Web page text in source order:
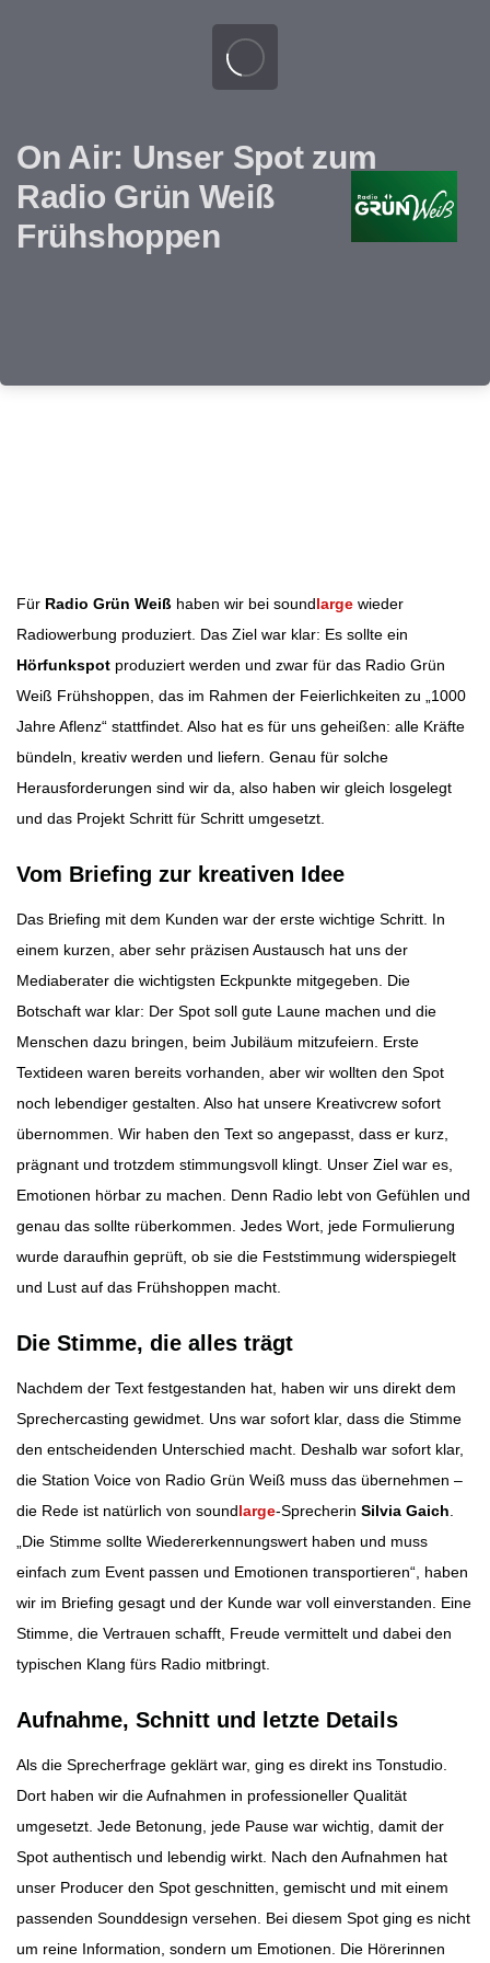
On Air: Unser Spot zum
Radio Grün Weiß
Frühshoppen
Für Radio Grün Weiß haben wir bei soundlarge wieder
Radiowerbung produziert. Das Ziel war klar: Es sollte ein
Hörfunkspot produziert werden und zwar für das Radio Grün
Weiß Frühshoppen, das im Rahmen der Feierlichkeiten zu „1000
Jahre Aflenz“ stattfindet. Also hat es für uns geheißen: alle Kräfte
bündeln, kreativ werden und liefern. Genau für solche
Herausforderungen sind wir da, also haben wir gleich losgelegt
und das Projekt Schritt für Schritt umgesetzt.
Vom Briefing zur kreativen Idee
Das Briefing mit dem Kunden war der erste wichtige Schritt. In
einem kurzen, aber sehr präzisen Austausch hat uns der
Mediaberater die wichtigsten Eckpunkte mitgegeben. Die
Botschaft war klar: Der Spot soll gute Laune machen und die
Menschen dazu bringen, beim Jubiläum mitzufeiern. Erste
Textideen waren bereits vorhanden, aber wir wollten den Spot
noch lebendiger gestalten. Also hat unsere Kreativcrew sofort
übernommen. Wir haben den Text so angepasst, dass er kurz,
prägnant und trotzdem stimmungsvoll klingt. Unser Ziel war es,
Emotionen hörbar zu machen. Denn Radio lebt von Gefühlen und
genau das sollte rüberkommen. Jedes Wort, jede Formulierung
wurde daraufhin geprüft, ob sie die Feststimmung widerspiegelt
und Lust auf das Frühshoppen macht.
Die Stimme, die alles trägt
Nachdem der Text festgestanden hat, haben wir uns direkt dem
Sprechercasting gewidmet. Uns war sofort klar, dass die Stimme
den entscheidenden Unterschied macht. Deshalb war sofort klar,
die Station Voice von Radio Grün Weiß muss das übernehmen –
die Rede ist natürlich von soundlarge-Sprecherin Silvia Gaich
„Die Stimme sollte Wiedererkennungswert haben und muss
einfach zum Event passen und Emotionen transportieren“, haben
wir im Briefing gesagt und der Kunde war voll einverstanden. Eine
Stimme, die Vertrauen schafft, Freude vermittelt und dabei den
typischen Klang fürs Radio mitbringt.
Aufnahme, Schnitt und letzte Details
Als die Sprecherfrage geklärt war, ging es direkt ins Tonstudio.
Dort haben wir die Aufnahmen in professioneller Qualität
umgesetzt. Jede Betonung, jede Pause war wichtig, damit der
Spot authentisch und lebendig wirkt. Nach den Aufnahmen hat
unser Producer den Spot geschnitten, gemischt und mit einem
passenden Sounddesign versehen. Bei diesem Spot ging es nicht
um reine Information, sondern um Emotionen. Die Hörerinnen